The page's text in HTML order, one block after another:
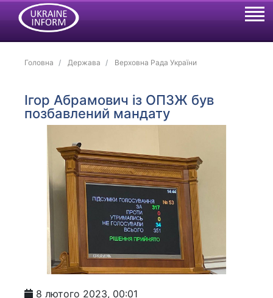
Головна Держава Верховна Рада України
Ігор Абрамович із ОПЗЖ був
позбавлений мандату
8 лютого 2023, 00:01